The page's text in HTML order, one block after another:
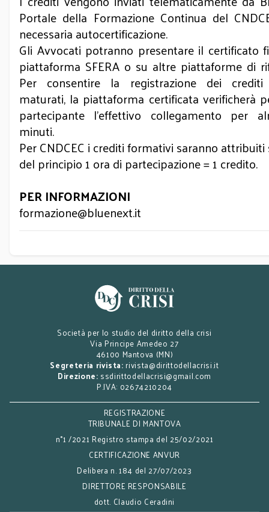
Portale della Formazione Continua del
necessaria autocertificazione.
Gli Avvocati potranno presentare il certificato
piattaforma SFERA o su altre piattaforme di
Per consentire la registrazione dei
maturati, la piattaforma certificata verificherà
partecipante l’effettivo collegamento per
minuti.
Per CNDCEC i crediti formativi saranno
del principio 1 ora di partecipazione = 1 credito.
PER INFORMAZIONI
formazione@bluenext.it
Società per lo studio del diritto della crisi
Via Principe Amedeo 27
46100 Mantova (MN)
Segreteria rivista: rivista@dirittodellacrisi.it
Direzione: ssdirittodellacrisi@gmail.com
P.IVA: 02674210204
REGISTRAZIONE
TRIBUNALE DI MANTOVA
n°1 /2021 Registro stampa del 25/02/2021
CERTIFICAZIONE ANVUR
Delibera n. 184 del 27/07/2023
DIRETTORE RESPONSABILE
dott. Claudio Ceradini